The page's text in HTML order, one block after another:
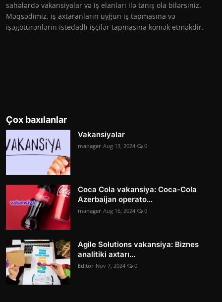
sahələrdə vakansiyalar və iş elanları ilə tanış ola bilərsiniz.
Məqsədimiz, iş axtaranların uyğun iş tapmasına və
işəgötürənlərin istedadlı işçilər tapmasına kömək etməkdir.
Çox baxılanlar
Vakansiyalar
manager Aug 13, 2024 0
Coca Cola vakansiya: Coca-Cola
Azerbaijan operato...
manager Aug 16, 2024 0
Agile Solutions vakansiya: Biznes
analitiki axtarı...
Editor Nov 7, 2024 0